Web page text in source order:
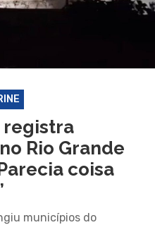
registra
Rio Grande
coisa
municípios do